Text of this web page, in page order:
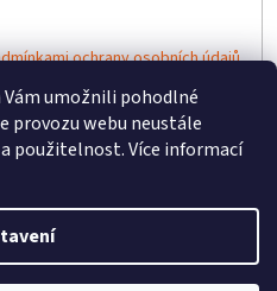
umožnili pohodlné
provozu webu neustále
použitelnost. Více informací
ochrany osobních údajů